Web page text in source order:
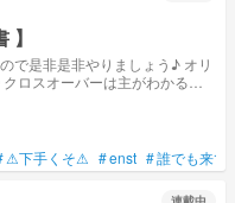
是非是非やりましょう♪ オリ
ロスオーバーは主がわかる範
いです... 解釈不一致でも許し
⚠下手くそ⚠ #enst #誰でも来